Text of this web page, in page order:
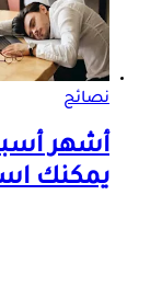
نصائح
أشهر
يمكنك